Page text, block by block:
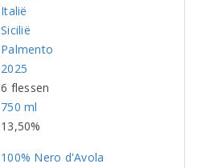
Italië
Sicilië
Palmento
2025
6 flessen
750 ml
13,50%
100% Nero d'Avola